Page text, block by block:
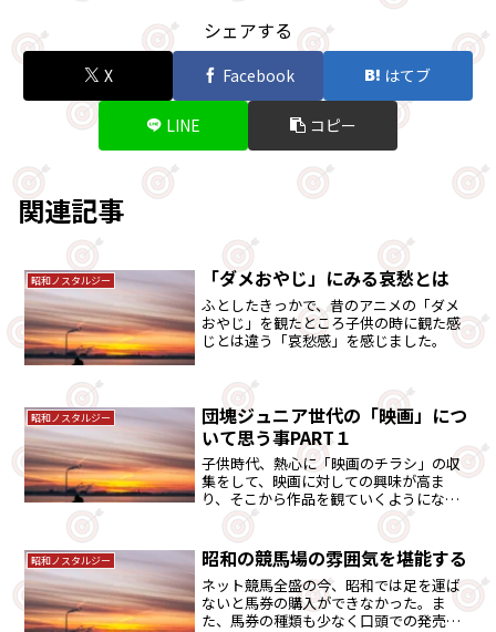
シェアする
X Facebook はてブ
LINE コピー
関連記事
昭和ノスタルジー 「ダメおやじ」にみる哀愁とは
ふとしたきっかで、昔のアニメの「ダメ
おやじ」を観たところ子供の時に観た感
じとは違う「哀愁感」を感じました。
昭和ノスタルジー
団塊ジュニア世代の「映画」につ
いて思う事PART１
子供時代、熱心に「映画のチラシ」の収
集をして、映画に対しての興味が高ま
り、そこから作品を観ていくようになり
ました。映画鑑賞を是非、小学校のカリ
キュラムにいれて欲しいところです。
昭和ノスタルジー 昭和の競馬場の雰囲気を堪能する
ネット競馬全盛の今、昭和では足を運ば
ないと馬券の購入ができなかった。ま
た、馬券の種類も少なく口頭での発売方